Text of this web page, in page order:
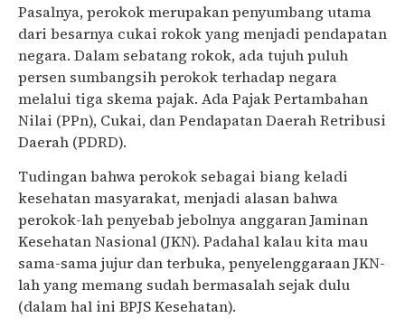
Pasalnya, perokok merupakan penyumbang utama
dari besarnya cukai rokok yang menjadi pendapatan
negara. Dalam sebatang rokok, ada tujuh puluh
persen sumbangsih perokok terhadap negara
melalui tiga skema pajak. Ada Pajak Pertambahan
Nilai (PPn), Cukai, dan Pendapatan Daerah Retribusi
Daerah (PDRD).
Tudingan bahwa perokok sebagai biang keladi
kesehatan masyarakat, menjadi alasan bahwa
perokok-lah penyebab jebolnya anggaran Jaminan
Kesehatan Nasional (JKN). Padahal kalau kita mau
sama-sama jujur dan terbuka, penyelenggaraan JKN-
lah yang memang sudah bermasalah sejak dulu
(dalam hal ini BPJS Kesehatan).